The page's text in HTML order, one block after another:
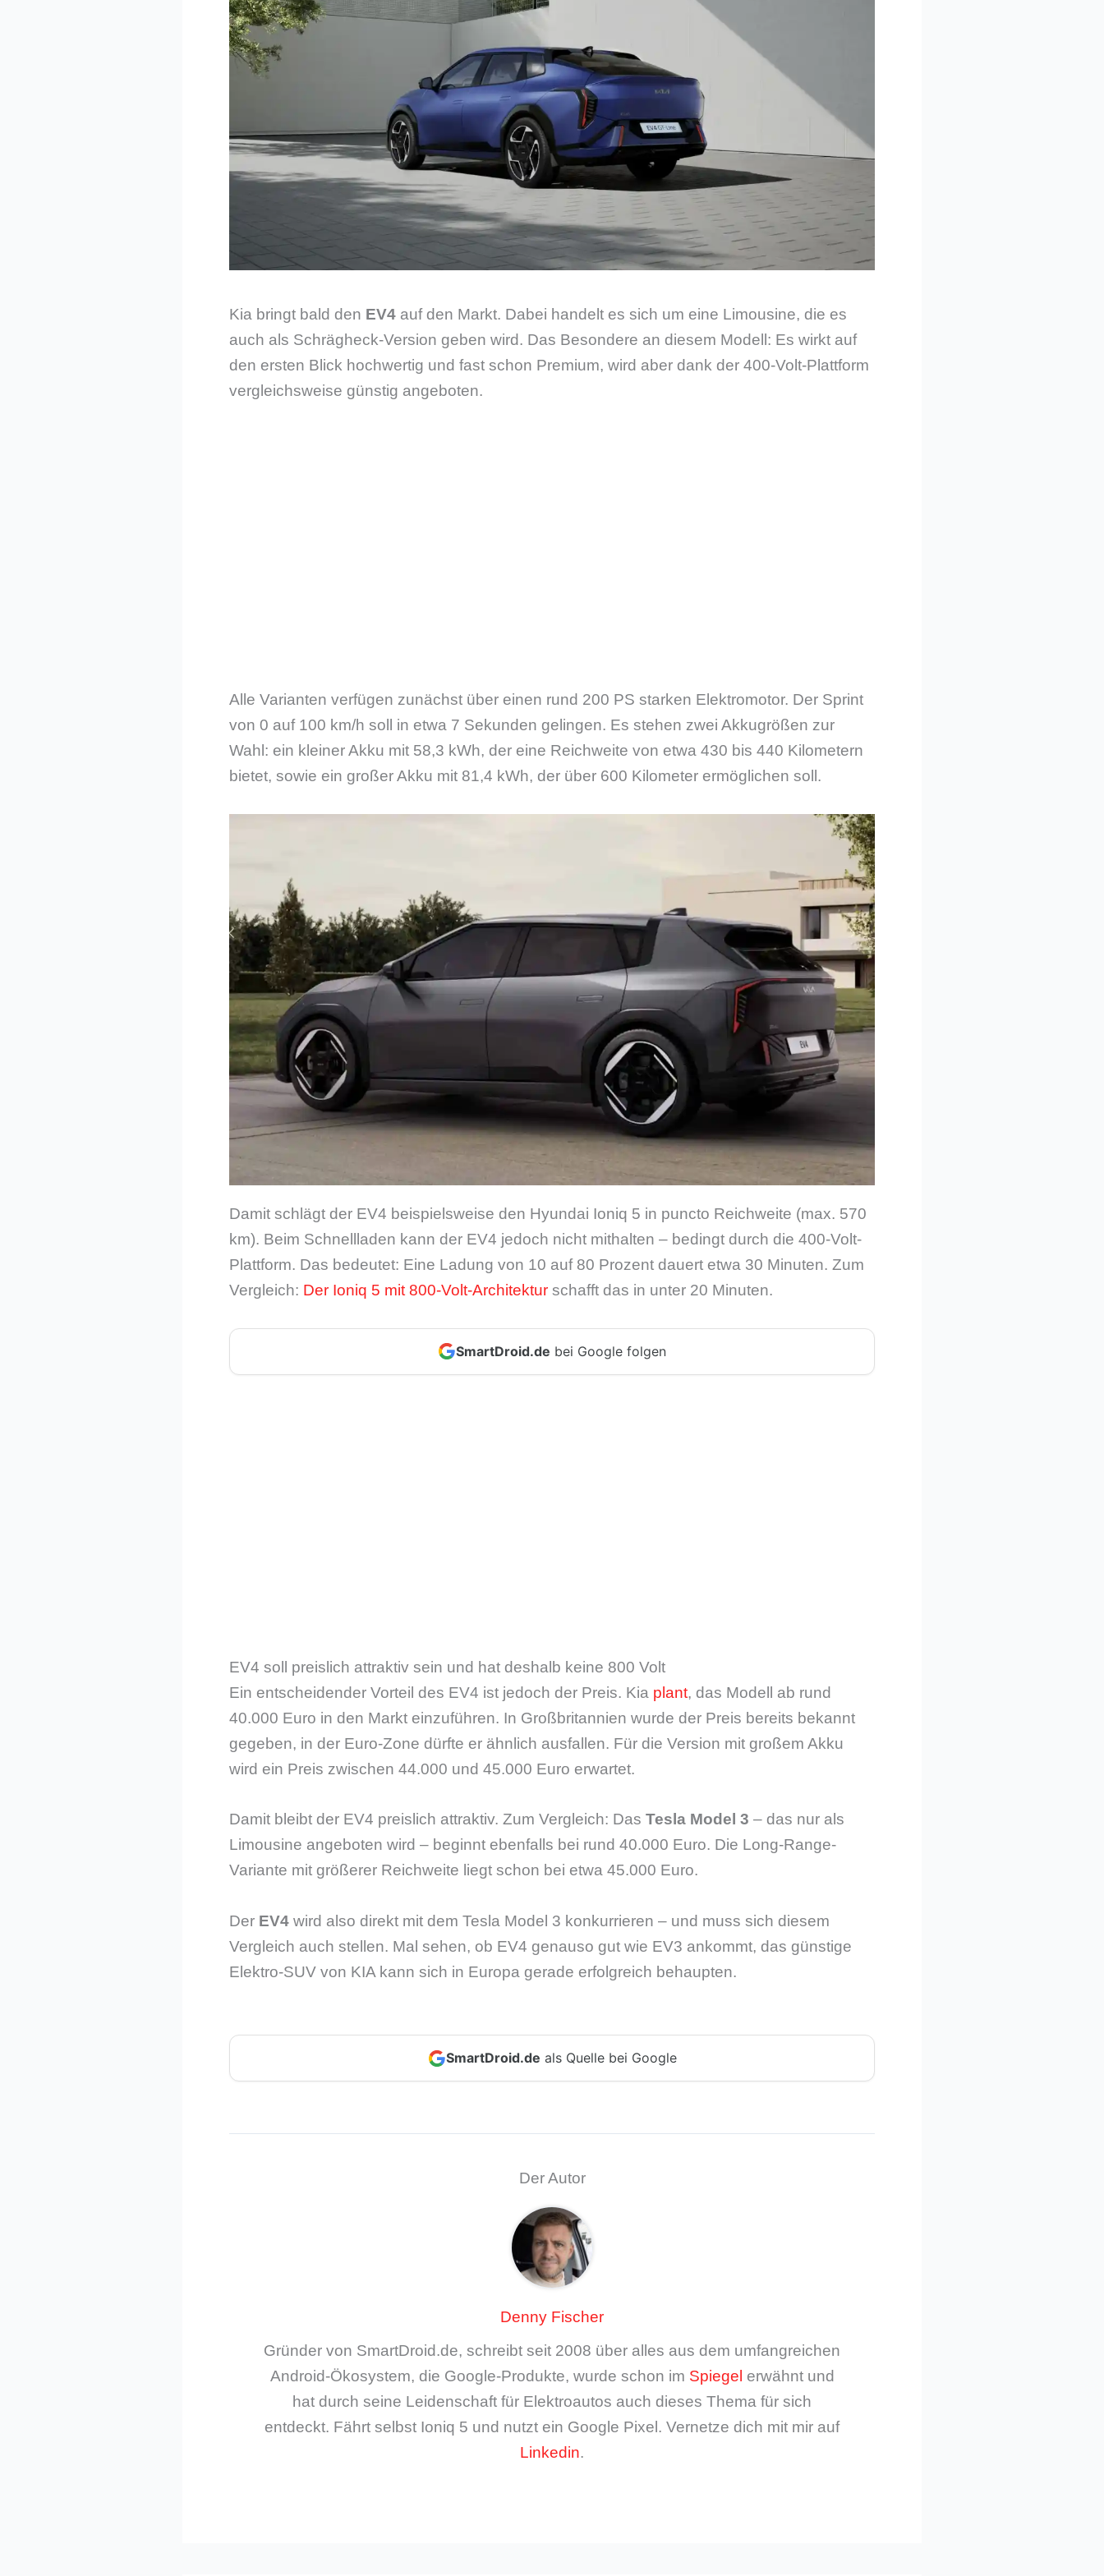
Kia bringt bald den EV4 auf den Markt. Dabei handelt es sich um eine Limousine, die es
auch als Schrägheck-Version geben wird. Das Besondere an diesem Modell: Es wirkt auf
den ersten Blick hochwertig und fast schon Premium, wird aber dank der 400-Volt-Plattform
vergleichsweise günstig angeboten.
Alle Varianten verfügen zunächst über einen rund 200 PS starken Elektromotor. Der Sprint
von 0 auf 100 km/h soll in etwa 7 Sekunden gelingen. Es stehen zwei Akkugrößen zur
Wahl: ein kleiner Akku mit 58,3 kWh, der eine Reichweite von etwa 430 bis 440 Kilometern
bietet, sowie ein großer Akku mit 81,4 kWh, der über 600 Kilometer ermöglichen soll.
Damit schlägt der EV4 beispielsweise den Hyundai Ioniq 5 in puncto Reichweite (max. 570
km). Beim Schnellladen kann der EV4 jedoch nicht mithalten – bedingt durch die 400-Volt-
Plattform. Das bedeutet: Eine Ladung von 10 auf 80 Prozent dauert etwa 30 Minuten. Zum
Vergleich: Der Ioniq 5 mit 800-Volt-Architektur schafft das in unter 20 Minuten.
SmartDroid.de bei Google folgen
EV4 soll preislich attraktiv sein und hat deshalb keine 800 Volt
Ein entscheidender Vorteil des EV4 ist jedoch der Preis. Kia plant, das Modell ab rund
40.000 Euro in den Markt einzuführen. In Großbritannien wurde der Preis bereits bekannt
gegeben, in der Euro-Zone dürfte er ähnlich ausfallen. Für die Version mit großem Akku
wird ein Preis zwischen 44.000 und 45.000 Euro erwartet.
Damit bleibt der EV4 preislich attraktiv. Zum Vergleich: Das Tesla Model 3 – das nur als
Limousine angeboten wird – beginnt ebenfalls bei rund 40.000 Euro. Die Long-Range-
Variante mit größerer Reichweite liegt schon bei etwa 45.000 Euro.
Der EV4 wird also direkt mit dem Tesla Model 3 konkurrieren – und muss sich diesem
Vergleich auch stellen. Mal sehen, ob EV4 genauso gut wie EV3 ankommt, das günstige
Elektro-SUV von KIA kann sich in Europa gerade erfolgreich behaupten.
SmartDroid.de als Quelle bei Google
Der Autor
Denny Fischer
Gründer von SmartDroid.de, schreibt seit 2008 über alles aus dem umfangreichen
Android-Ökosystem, die Google-Produkte, wurde schon im Spiegel erwähnt und
hat durch seine Leidenschaft für Elektroautos auch dieses Thema für sich
entdeckt. Fährt selbst Ioniq 5 und nutzt ein Google Pixel. Vernetze dich mit mir auf
Linkedin.